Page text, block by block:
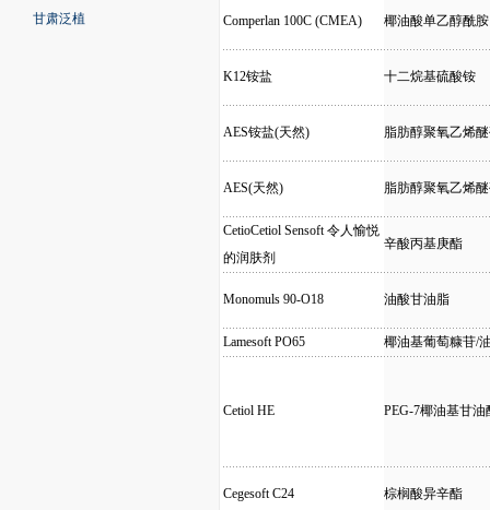
甘肃泛植
Comperlan 100C (CMEA) 椰油酸单乙醇酰胺
K12铵盐 十二烷基硫酸铵
AES铵盐(天然) 脂肪醇聚氧乙烯
AES(天然) 脂肪醇聚氧乙烯
CetioCetiol Sensoft 令人愉悦
的润肤剂
辛酸丙基庚酯
Monomuls 90-O18 油酸甘油脂
Lamesoft PO65 椰油基葡萄糠苷/
Cetiol HE PEG-7椰油基甘油
Cegesoft C24 棕榈酸异辛酯